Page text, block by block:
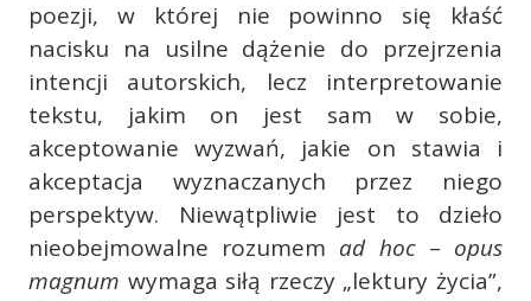
poezji, w której nie powinno się kłaść
nacisku na usilne dążenie do przejrzenia
intencji autorskich, lecz interpretowanie
tekstu, jakim on jest sam w sobie,
akceptowanie wyzwań, jakie on stawia i
akceptacja wyznaczanych przez niego
perspektyw. Niewątpliwie jest to dzieło
nieobejmowalne rozumem ad hoc– opus
magnum wymaga siłą rzeczy „lektury życia”,